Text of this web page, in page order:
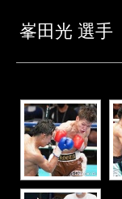
峯田光 選手